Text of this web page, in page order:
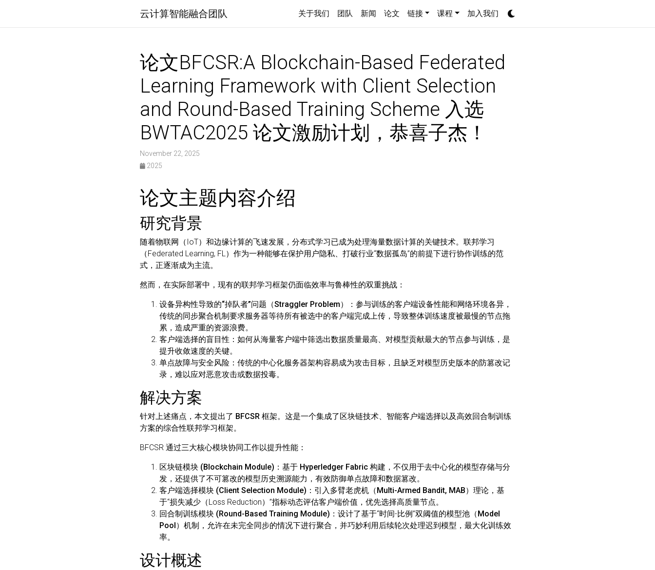
云计算智能融合团队 关于我们 团队 新闻 论文 链接 课程 加入我们
论文BFCSR:A Blockchain-Based Federated
Learning Framework with Client Selection
and Round-Based Training Scheme 入选
BWTAC2025 论文激励计划，恭喜子杰！
November 22, 2025
2025
论文主题内容介绍
研究背景
随着物联网（IoT）和边缘计算的飞速发展，分布式学习已成为处理海量数据计算的关键技术。联邦学习
（Federated Learning, FL）作为一种能够在保护用户隐私、打破行业“数据孤岛”的前提下进行协作训练的范
式，正逐渐成为主流。
然而，在实际部署中，现有的联邦学习框架仍面临效率与鲁棒性的双重挑战：
设备异构性导致的“掉队者”问题（Straggler Problem）
：参与训练的客户端设备性能和网络环境各异，
传统的同步聚合机制要求服务器等待所有被选中的客户端完成上传，导致整体训练速度被最慢的节点拖
累，造成严重的资源浪费。
客户端选择的盲目性 ：如何从海量客户端中筛选出数据质量最高、对模型贡献最大的节点参与训练，是
提升收敛速度的关键。
单点故障与安全风险 ：传统的中心化服务器架构容易成为攻击目标，且缺乏对模型历史版本的防篡改记
录，难以应对恶意攻击或数据投毒。
解决方案
针对上述痛点，本文提出了 BFCSR 框架。这是一个集成了区块链技术、智能客户端选择以及高效回合制训练
方案的综合性联邦学习框架。
BFCSR 通过三大核心模块协同工作以提升性能：
区块链模块 (Blockchain Module) ：基于 Hyperledger Fabric 构建，不仅用于去中心化的模型存储与分
发，还提供了不可篡改的模型历史溯源能力，有效防御单点故障和数据篡改。
客户端选择模块 (Client Selection Module) ：引入多臂老虎机（Multi-Armed Bandit, MAB） 理论，基
于“损失减少（Loss Reduction）”指标动态评估客户端价值，优先选择高质量节点。
回合制训练模块 (Round-Based Training Module) ：设计了基于“时间-比例”双阈值的模型池（Model
Pool） 机制，允许在未完全同步的情况下进行聚合，并巧妙利用后续轮次处理迟到模型，最大化训练效
率。
设计概述